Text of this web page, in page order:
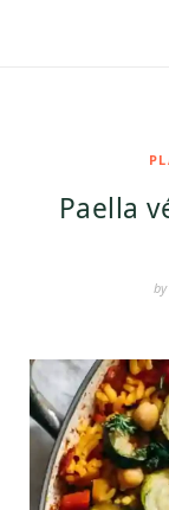
Paella
by